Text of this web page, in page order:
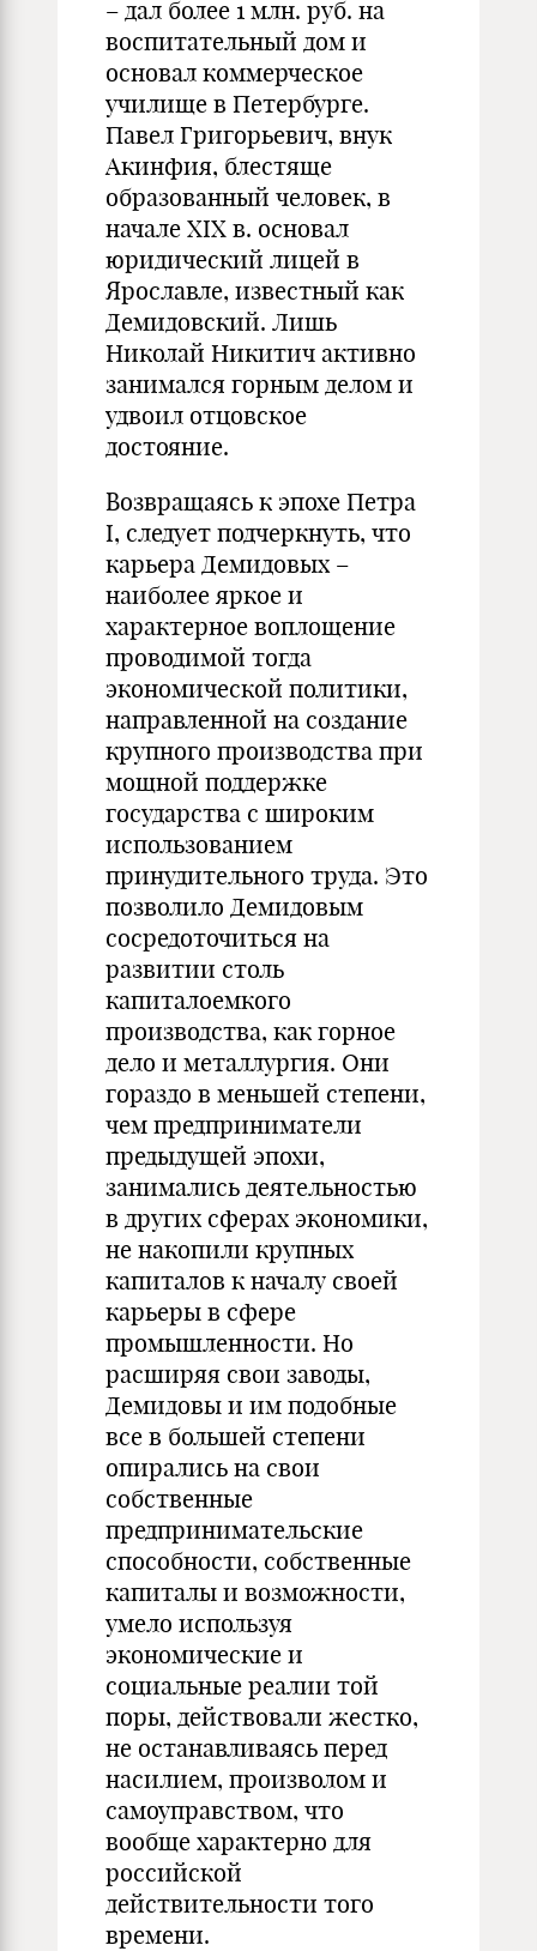
– дал более 1 млн. руб. на
воспитательный дом и
основал коммерческое
училище в Петербурге.
Павел Григорьевич, внук
Акинфия, блестяще
образованный человек, в
начале XIX в. основал
юридический лицей в
Ярославле, известный как
Демидовский. Лишь
Николай Никитич активно
занимался горным делом и
удвоил отцовское
достояние.
Возвращаясь к эпохе Петра
I, следует подчеркнуть, что
карьера Демидовых –
наиболее яркое и
характерное воплощение
проводимой тогда
экономической политики,
направленной на создание
крупного производства при
мощной поддержке
государства с широким
использованием
принудительного труда. Это
позволило Демидовым
сосредоточиться на
развитии столь
капиталоемкого
производства, как горное
дело и металлургия. Они
гораздо в меньшей степени,
чем предприниматели
предыдущей эпохи,
занимались деятельностью
в других сферах экономики,
не накопили крупных
капиталов к началу своей
карьеры в сфере
промышленности. Но
расширяя свои заводы,
Демидовы и им подобные
все в большей степени
опирались на свои
собственные
предпринимательские
способности, собственные
капиталы и возможности,
умело используя
экономические и
социальные реалии той
поры, действовали жестко,
не останавливаясь перед
насилием, произволом и
самоуправством, что
вообще характерно для
российской
действительности того
времени.